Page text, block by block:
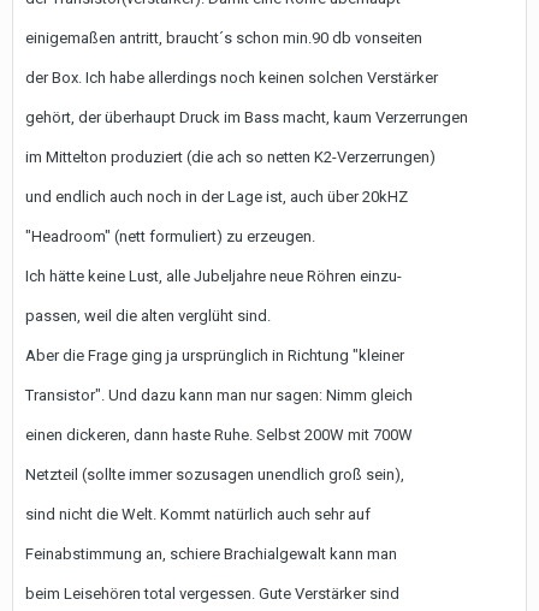
einigemaßen antritt, braucht´s schon min.90 db vonseiten
der Box. Ich habe allerdings noch keinen solchen Verstärker
gehört, der überhaupt Druck im Bass macht, kaum Verzerrungen
im Mittelton produziert (die ach so netten K2-Verzerrungen)
und endlich auch noch in der Lage ist, auch über 20kHZ
"Headroom" (nett formuliert) zu erzeugen.
Ich hätte keine Lust, alle Jubeljahre neue Röhren einzu-
passen, weil die alten verglüht sind.
Aber die Frage ging ja ursprünglich in Richtung "kleiner
Transistor". Und dazu kann man nur sagen: Nimm gleich
einen dickeren, dann haste Ruhe. Selbst 200W mit 700W
Netzteil (sollte immer sozusagen unendlich groß sein),
sind nicht die Welt. Kommt natürlich auch sehr auf
Feinabstimmung an, schiere Brachialgewalt kann man
beim Leisehören total vergessen. Gute Verstärker sind